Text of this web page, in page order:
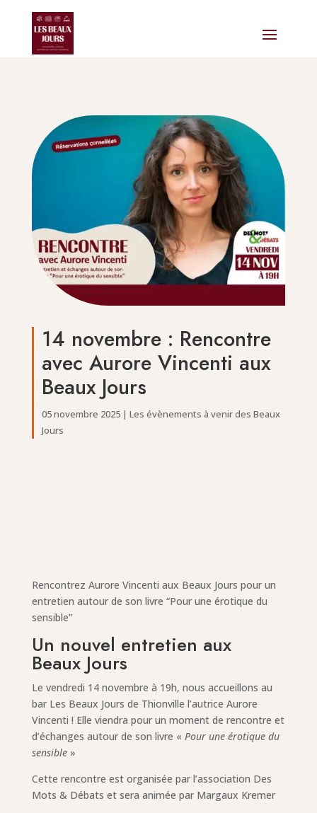
14 novembre : Rencontre
avec Aurore Vincenti aux
Beaux Jours
05 novembre 2025| Les évènements à venir des Beaux
Jours
Rencontrez Aurore Vincenti aux Beaux Jours pour un
entretien autour de son livre “Pour une érotique du
sensible”
Un nouvel entretien aux
Beaux Jours
Le vendredi 14 novembre à 19h, nous accueillons au
bar Les Beaux Jours de Thionville l’autrice Aurore
Vincenti ! Elle viendra pour un moment de rencontre et
d’échanges autour de son livre « Pour une érotique du
sensible»
Cette rencontre est organisée par l’association Des
Mots & Débats et sera animée par Margaux Kremer